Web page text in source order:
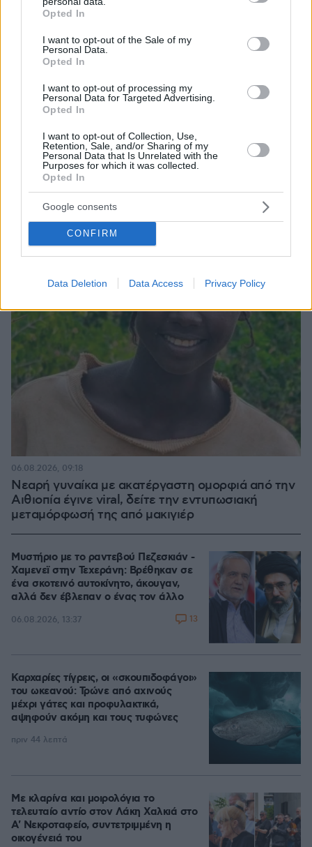
grant or deny consent to Google and its third-party tags to
use your data for below specified purposes in below Google
consent section.
Opted In
I want to opt-out of the Sale of my
Personal Data.
Opted In
I want to opt-out of processing my
Personal Data for Targeted Advertising.
Opted In
I want to opt-out of Collection, Use,
Retention, Sale, and/or Sharing of my
Personal Data that Is Unrelated with the
Purposes for which it was collected.
Opted In
Google consents
CONFIRM
Data Deletion Data Access Privacy Policy
Πήγαν να κλέψουν καλώδια στον Άγιο Στέφανο, ο
ένας έπαθε ηλεκτροπληξία και έπεσε από ύψος, οι
δύο συνεργοί του τον παράτησαν νεκρό σε
αυτοκίνητο
06.08.2026, 12:10
Νεαρή γυναίκα με ακατέργαστη ομορφιά από την
Αιθιοπία έγινε viral, δείτε την εντυπωσιακή
μεταμόρφωσή της από μακιγιέρ
06.08.2026, 09:18
Μυστήριο με το ραντεβού Πεζεσκιάν -
Χαμενεϊ στην Τεχεράνη: Βρέθηκαν σε
ένα σκοτεινό αυτοκίνητο, άκουγαν,
αλλά δεν έβλεπαν ο ένας τον άλλο
06.08.2026, 13:37 13
Καρχαρίες τίγρεις, οι «σκουπιδοφάγοι»
του ωκεανού: Τρώνε από αχινούς
μέχρι γάτες και προφυλακτικά,
αψηφούν ακόμη και τους τυφώνες
πριν 44 λεπτά
Με κλαρίνα και μοιρολόγια το
τελευταίο αντίο στον Λάκη Χαλκιά στο
A' Νεκροταφείο, συντετριμμένη η
οικογένειά του